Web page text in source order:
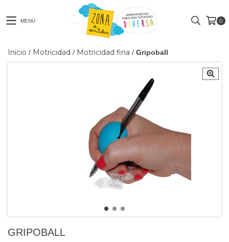
MENÚ 0
Inicio / Motricidad / Motricidad fina / Gripoball
GRIPOBALL